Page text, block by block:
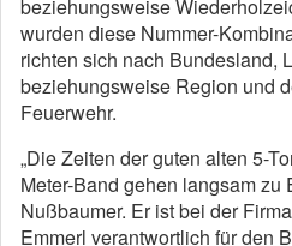
beziehungsweise
wurden diese Nummer-
richten sich nach Bundesland,
beziehungsweise Region und
Feuerwehr.
„Die Zeiten der guten alten 5-
Meter-Band gehen langsam zu
Nußbaumer. Er ist bei der
Emmerl verantwortlich für den